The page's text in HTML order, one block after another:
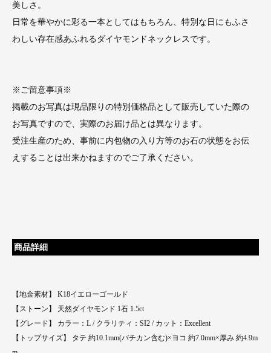
美しさ。
日常を華やかに彩る一本としてはもちろん、特別な日にもふさ
わしい存在感あふれるダイヤモンドネックレスです。
※ご留意事項※
掲載のお写真は現品限りの特別価格品として販売していた際の
お写真ですので、実際のお届け品とは異なります。
受注生産のため、事前に内包物の入り方等のお石の状態をお伝
えすることは出来かねますのでご了承ください。
商品詳細
【地金素材】 K18イエローゴールド
【ストーン】 天然ダイヤモンド 1石 1.5ct
【グレード】 カラー：L / クラリティ：SI2 / カット：Excellent
【トップサイズ】 タテ 約10.1mm(バチカン含む)×ヨコ 約7.0mm×厚み 約4.9m